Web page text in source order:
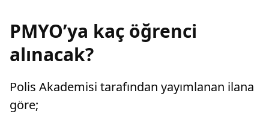
PMYO’ya kaç öğrenci
alınacak?
Polis Akademisi tarafından yayımlanan ilana
göre;